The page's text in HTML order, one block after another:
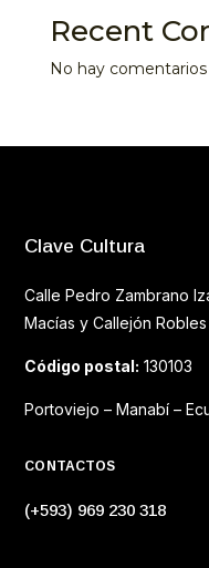
Recent
No hay
Clave Cultura
Calle Pedro Zambrano
Macías y Callejón Robles
Código postal: 130103
Portoviejo – Manabí –
CONTACTOS
(+593) 969 230 318